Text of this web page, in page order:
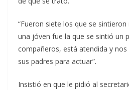
“Fueron siete los que se
una jóven fue la que se sintió un
compañeros, está atendida y
sus padres para actuar”.
Insistió en que le pidió al